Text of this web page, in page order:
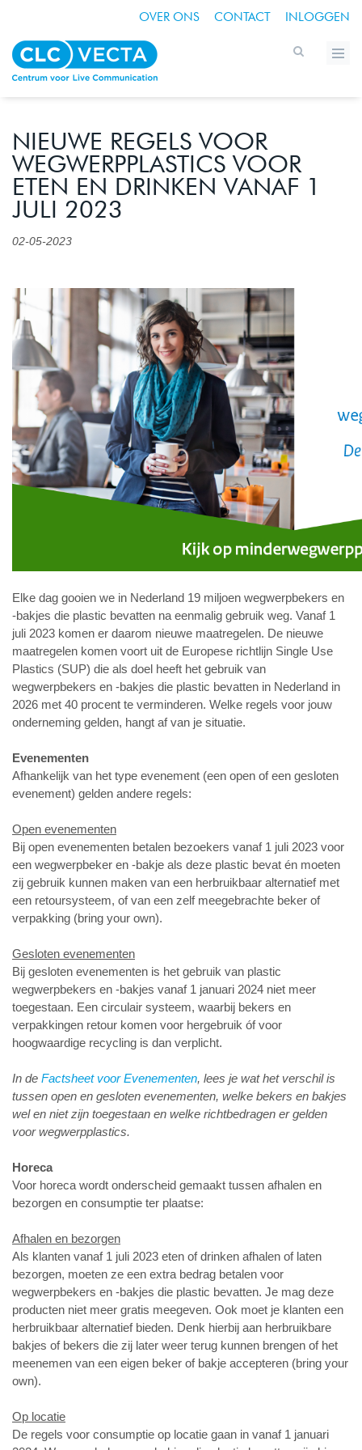
OVER ONS CONTACT INLOGGEN
NIEUWE REGELS VOOR
WEGWERPPLASTICS VOOR
ETEN EN DRINKEN VANAF 1
JULI 2023
02-05-2023
Elke dag gooien we in Nederland 19 miljoen wegwerpbekers en
-bakjes die plastic bevatten na eenmalig gebruik weg. Vanaf 1
juli 2023 komen er daarom nieuwe maatregelen. De nieuwe
maatregelen komen voort uit de Europese richtlijn Single Use
Plastics (SUP) die als doel heeft het gebruik van
wegwerpbekers en -bakjes die plastic bevatten in Nederland in
2026 met 40 procent te verminderen. Welke regels voor jouw
onderneming gelden, hangt af van je situatie.
Evenementen
Afhankelijk van het type evenement (een open of een gesloten
evenement) gelden andere regels:
Open evenementen
Bij open evenementen betalen bezoekers vanaf 1 juli 2023 voor
een wegwerpbeker en -bakje als deze plastic bevat én moeten
zij gebruik kunnen maken van een herbruikbaar alternatief met
een retoursysteem, of van een zelf meegebrachte beker of
verpakking (bring your own).
Gesloten evenementen
Bij gesloten evenementen is het gebruik van plastic
wegwerpbekers en -bakjes vanaf 1 januari 2024 niet meer
toegestaan. Een circulair systeem, waarbij bekers en
verpakkingen retour komen voor hergebruik óf voor
hoogwaardige recycling is dan verplicht.
In de Factsheet voor Evenementen, lees je wat het verschil is
tussen open en gesloten evenementen, welke bekers en bakjes
wel en niet zijn toegestaan en welke richtbedragen er gelden
voor wegwerpplastics.
Horeca
Voor horeca wordt onderscheid gemaakt tussen afhalen en
bezorgen en consumptie ter plaatse:
Afhalen en bezorgen
Als klanten vanaf 1 juli 2023 eten of drinken afhalen of laten
bezorgen, moeten ze een extra bedrag betalen voor
wegwerpbekers en -bakjes die plastic bevatten. Je mag deze
producten niet meer gratis meegeven. Ook moet je klanten een
herbruikbaar alternatief bieden. Denk hierbij aan herbruikbare
bakjes of bekers die zij later weer terug kunnen brengen of het
meenemen van een eigen beker of bakje accepteren (bring your
own).
Op locatie
De regels voor consumptie op locatie gaan in vanaf 1 januari